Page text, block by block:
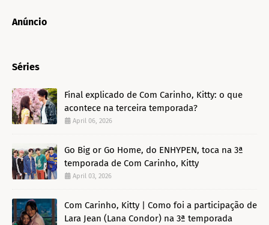
Anúncio
Séries
Final explicado de Com Carinho, Kitty: o que
acontece na terceira temporada?
April 06, 2026
Go Big or Go Home, do ENHYPEN, toca na 3ª
temporada de Com Carinho, Kitty
April 03, 2026
Com Carinho, Kitty | Como foi a participação de
Lara Jean (Lana Condor) na 3ª temporada